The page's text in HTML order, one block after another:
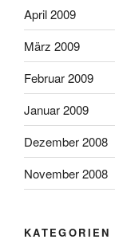
April 2009
März 2009
Februar 2009
Januar 2009
Dezember 2008
November 2008
KATEGORIEN